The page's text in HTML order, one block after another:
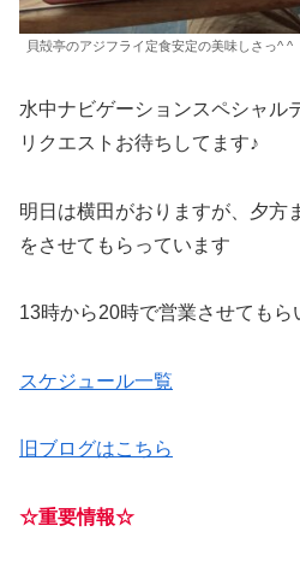
貝殻亭のアジフライ定食安定の美味しさっ^ ^
水中ナビゲーションスペシャ
リクエストお待ちしてます♪
明日は横田がおりますが、夕方
をさせてもらっています
13時から20時で営業させてもら
スケジュール一覧
旧ブログはこちら
☆重要情報☆